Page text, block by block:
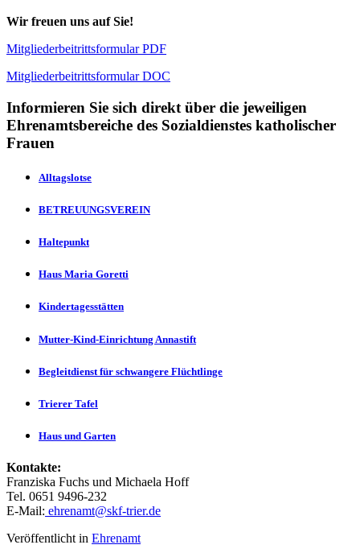
Wir freuen uns auf Sie!
Mitgliederbeitrittsformular PDF
Mitgliederbeitrittsformular DOC
Informieren Sie sich direkt über die jeweiligen
Ehrenamtsbereiche des Sozialdienstes katholischer
Frauen
Alltagslotse
BETREUUNGSVEREIN
Haltepunkt
Haus Maria Goretti
Kindertagesstätten
Mutter-Kind-Einrichtung Annastift
Begleitdienst für schwangere Flüchtlinge
Trierer Tafel
Haus und Garten
Kontakte:
Franziska Fuchs und Michaela Hoff
Tel. 0651 9496-232
E-Mail: ehrenamt@skf-trier.de
Veröffentlicht in Ehrenamt